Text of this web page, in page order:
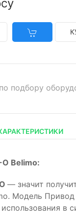
подбору
Belimo:
— значит
Модель Привод
в